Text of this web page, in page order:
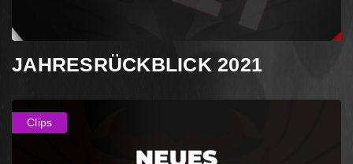
JAHRESRÜCKBLICK 2021
Clips